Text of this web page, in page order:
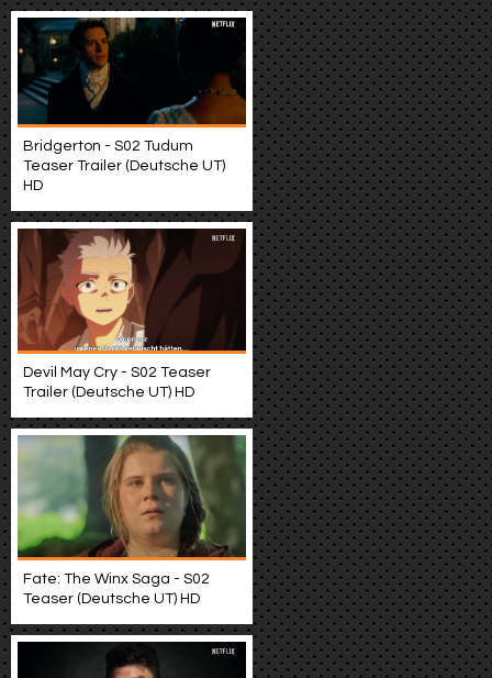
Bridgerton - S02 Tudum
Teaser Trailer (Deutsche UT)
HD
Devil May Cry - S02 Teaser
Trailer (Deutsche UT) HD
Fate: The Winx Saga - S02
Teaser (Deutsche UT) HD